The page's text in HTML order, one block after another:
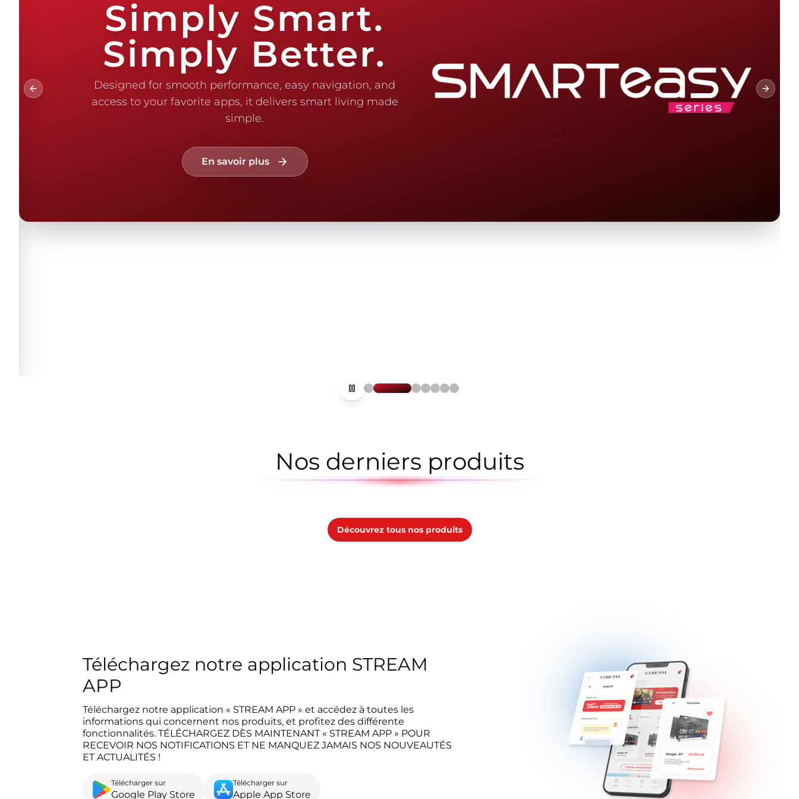
Simply Smart.
Simply Better.
Designed for smooth performance, easy navigation, and
access to your favorite apps, it delivers smart living made
simple.
En savoir plus
Previous slide Next
Play/pause carousel
Nos derniers produits
Découvrez tous nos produits
Téléchargez notre application STREAM
APP
Téléchargez notre application « STREAM APP » et accédez à toutes les
informations qui concernent nos produits, et profitez des différente
fonctionnalités. TÉLÉCHARGEZ DÈS MAINTENANT « STREAM APP » POUR
RECEVOIR NOS NOTIFICATIONS ET NE MANQUEZ JAMAIS NOS NOUVEAUTÉS
ET ACTUALITÉS !
Télécharger sur
Google Play Store
Télécharger sur
Apple App Store